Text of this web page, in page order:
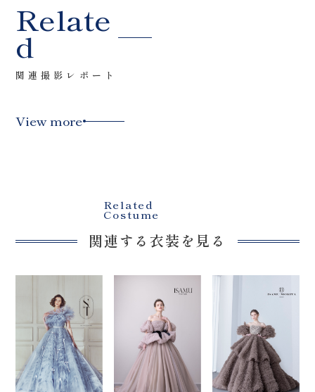
Relate
d
関連撮影レポート
View more
Related
Costume
関連する衣装を見る